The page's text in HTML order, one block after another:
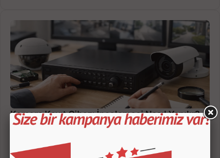
Kamera Kayıt Cihazı İncelemesi Nasıl Yapılır?
Kamera kayıt cihazı incelemesi yaparken kanal sayısı,
değerlendirin; bütçenizi doğru yönetin.
16 Temmuz 2026